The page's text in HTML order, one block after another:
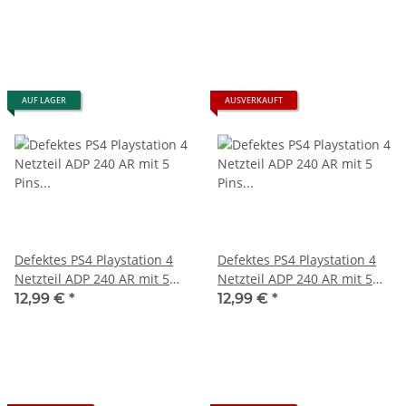
AUF LAGER
Defektes PS4 Playstation 4
Netzteil ADP 240 AR mit 5
Pins am Stecker
12,99 € *
AUSVERKAUFT
Defektes PS4 Playstation 4
Netzteil ADP 240 AR mit 5
Pins am Stecker
12,99 € *